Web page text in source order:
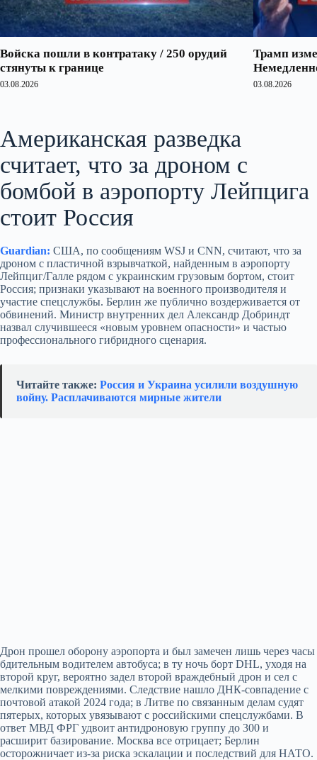
Войска пошли в контратаку / 250 орудий
стянуты к границе
03.08.2026
Трамп
03.08.2026
Американская разведка
считает, что за дроном с
бомбой в аэропорту Лейпцига
стоит Россия
Guardian: США, по сообщениям WSJ и CNN, считают, что за
дроном с пластичной взрывчаткой, найденным в аэропорту
Лейпциг/Галле рядом с украинским грузовым бортом, стоит
Россия; признаки указывают на военного производителя и
участие спецслужбы. Берлин же публично воздерживается от
обвинений. Министр внутренних дел Александр Добриндт
назвал случившееся «новым уровнем опасности» и частью
профессионального гибридного сценария.
Читайте также: Россия и Украина усилили воздушную
войну. Расплачиваются мирные жители
Дрон прошел оборону аэропорта и был замечен лишь через часы
бдительным водителем автобуса; в ту ночь борт DHL, уходя на
второй круг, вероятно задел второй враждебный дрон и сел с
мелкими повреждениями. Следствие нашло ДНК‑совпадение с
почтовой атакой 2024 года; в Литве по связанным делам судят
пятерых, которых увязывают с российскими спецслужбами. В
ответ МВД ФРГ удвоит антидроновую группу до 300 и
расширит базирование. Москва все отрицает; Берлин
осторожничает из‑за риска эскалации и последствий для НАТО.